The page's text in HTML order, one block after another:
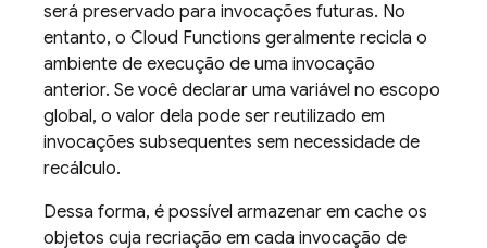
será preservado para invocações futuras. No
entanto, o Cloud Functions geralmente recicla o
ambiente de execução de uma invocação
anterior. Se você declarar uma variável no escopo
global, o valor dela pode ser reutilizado em
invocações subsequentes sem necessidade de
recálculo.
Dessa forma, é possível armazenar em cache os
objetos cuja recriação em cada invocação de